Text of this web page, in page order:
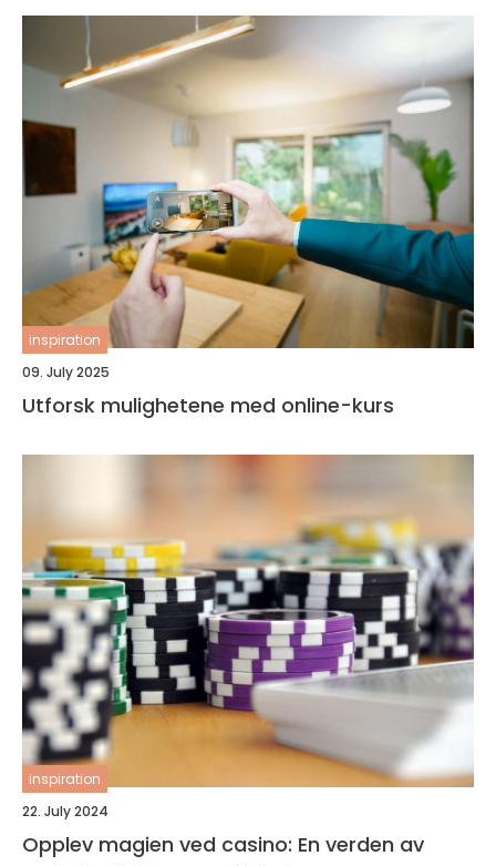
inspiration
09. July 2025
Utforsk mulighetene med online-kurs
inspiration
22. July 2024
Opplev magien ved casino: En verden av